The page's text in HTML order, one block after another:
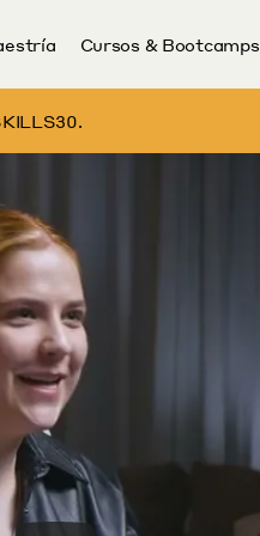
Cursos & Bootcamps